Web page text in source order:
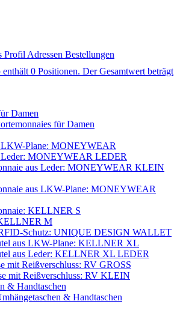
Profil Adressen Bestellungen
enthält 0 Positionen. Der Gesamtwert beträgt
Damen
für Damen
LKW-Plane: MONEYWEAR
Leder: MONEYWEAR LEDER
aus Leder: MONEYWEAR KLEIN
aus LKW-Plane: MONEYWEAR
KELLNER S
M
Schutz: UNIQUE DESIGN WALLET
aus LKW-Plane: KELLNER XL
aus Leder: KELLNER XL LEDER
mit Reißverschluss: RV GROSS
mit Reißverschluss: RV KLEIN
& Handtaschen
& Handtaschen